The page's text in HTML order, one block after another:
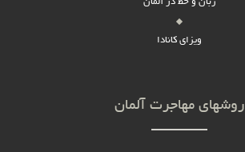
ویزای کانادا
روشهای مهاجرت آلمان